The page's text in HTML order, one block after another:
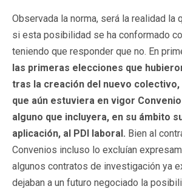
Observada la norma, será la realidad la
si esta posibilidad se ha conformado
teniendo que responder que no. En
las primeras elecciones que
tras la creación del nuevo
que aún estuviera en vigor
alguno que incluyera, en su ámbito
aplicación, al PDI laboral. Bien al
Convenios incluso lo excluían
algunos contratos de investigación ya
dejaban a un futuro negociado la